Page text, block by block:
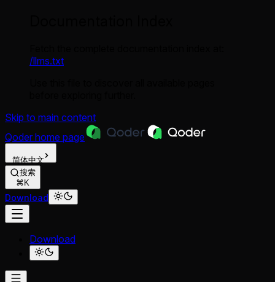
/llms.txt
Skip to main content
Qoder home page
简体中文
搜索
⌘K
Download
Download